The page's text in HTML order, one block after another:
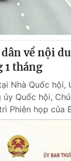
về nội
1 tháng
Nhà Quốc hội,
Quốc hội,
Phiên họp của